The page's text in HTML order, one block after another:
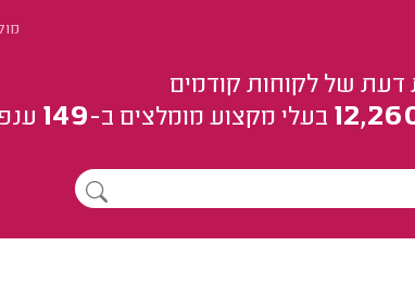
דעת של לקוחות קודמים
בעלי מקצוע מומלצים ב-149